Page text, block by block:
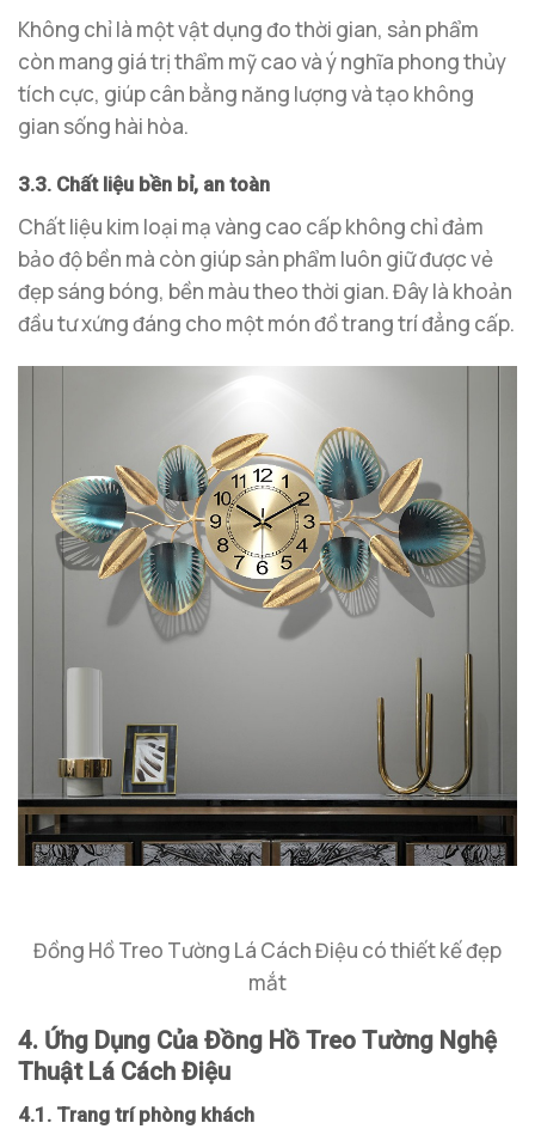
Không chỉ là một vật dụng đo thời gian, sản phẩm
còn mang giá trị thẩm mỹ cao và ý nghĩa phong thủy
tích cực, giúp cân bằng năng lượng và tạo không
gian sống hài hòa.
3.3. Chất liệu bền bỉ, an toàn
Chất liệu kim loại mạ vàng cao cấp không chỉ đảm
bảo độ bền mà còn giúp sản phẩm luôn giữ được vẻ
đẹp sáng bóng, bền màu theo thời gian. Đây là khoản
đầu tư xứng đáng cho một món đồ trang trí đẳng cấp.
Đồng Hồ Treo Tường Lá Cách Điệu có thiết kế đẹp
mắt
4. Ứng Dụng Của Đồng Hồ Treo Tường Nghệ
Thuật Lá Cách Điệu
4.1. Trang trí phòng khách